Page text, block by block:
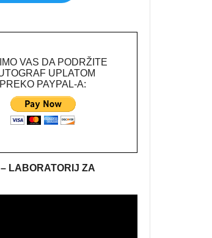
VAS DA PODRŽITE
UPLATOM
PREKO PAYPAL-A:
LABORATORIJ ZA